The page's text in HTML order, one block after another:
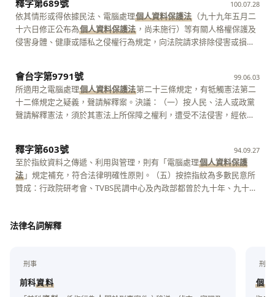
點、衛福部衛生福利資料申請案件審核作業原則等。該中心所蒐集之
一級資料（具編號欄位且經處理使其無從識別特定個人之資料），僅
有政府部門、學研單位或取得當事人書面同意使用衛生福利資料之衛
行複審。【5】 聲請人認健保署將健保資料交由國衛院建置全民健康
保險研究資料庫對外提供使用，以及將健保資料傳輸予衛福部衛生福
利資料科學中心對外提供使用，係將健保資料中所包含之受憲法隱私
權保障之個人健保資料用於健保業務以外之目的，為原始蒐集目的外
健保相關業務以外之目的。健保署於同年6月至7月間函復聲請人，拒
絕其主張，其理由略以：健保署辦理健保業務，而擁有全國民眾之納
保及就醫資料，為促進健保相關研究，以提升醫療衛生發展，對外提
供資料時，均依行為時即84年制定公布之電腦處理個人資料保護法 規
人遂以健保署為被告，向臺北高等行政法院起訴，請求撤銷原處分及
心作學術或商業利用。臺北高等行政法院以102年度訴字第36號判決
駁回聲請人之訴，聲請人上訴後經最高行政法院103年度判字第600號
等，聲請統一解釋。聲請意旨略謂：確定終局裁定適用系爭規定，認
夫妻財產制契約之登記應檢附契約、財產目錄及其證明文件等，違反
民法第一千零八條第一項、個人資料保護法第五條規定及司法院釋字
摘確定終局裁定認事用法不當，並非指摘不同系統審判機關（如最高
法院與最高行政法院）之確定終局裁判適用同一法律或命令所表示之
見解歧異，是本件聲請，核與司法院大法官審理案件法第七條第一項
第二款規定不合，依同條第三項規定，應不受理。
第二款定有明文。 （二）本件聲請人因侵權行為損害賠償提起再審，
認臺灣臺北地方法院一○○年度再小抗字第一號民事裁定，擴張解釋
電腦處理個人資料保護法第七條（下稱系爭規定）之範圍，有牴觸憲
法第二十二條之疑義，聲請解釋。聲請意旨略以：聲請人於網站上註
密碼提供給任何人，該公司將其密碼提供給法院，即屬侵害聲請人憲
法上隱私權，或法院無故索取之，即有職權濫用，法院擴張系爭規定
之解釋，實已侵害聲請人之隱私權云云。核其所陳，係僅就法院認事
用法之當否有所爭執，且依現行法制，法院裁判所表示之見解，尚不
釋字第689號 100.07.28
依其情形或得依據民法、電腦處理個人資料保護法 （九十九年五月二
十六日修正公布為個人資料保護法 ，尚未施行）等有關人格權保護及
侵害身體、健康或隱私之侵權行為規定，向法院請求排除侵害或損害
護個人之身體、行動、私密領域或個人資料自主，其功能在使被跟追
人得請求警察機關及時介入，制止或排除因跟追行為對個人所生之危
害或侵擾，並由警察機關採取必要措施（例如身分查證及資料蒐集、
記錄事實等解決紛爭所必要之調查）。依系爭規定，警察機關就無正
接由法官裁罰之方式，然受裁罰處分者如有不服，尚得依社會秩序維
護法第五十五條規定，於五日內經原處分之警察機關向該管法院簡易
庭聲明異議以為救濟，就此而言，系爭規定尚難謂與正當法律程序原
則有違。惟就新聞採訪者之跟追行為而論，是否符合上述處罰條件，
侵害被跟追人於公共場域中得合理期待不受侵擾之私人活動領域、跟
侵擾自由之具體內涵，始能決定。鑑於其所涉判斷與權衡之複雜性，
揮最有效之功能，並確保新聞採訪之自由及維護個人之私密領域及個
會台字第9791號 99.06.03
所適用之電腦處理個人資料保護法第二十三條規定，有牴觸憲法第二
十二條規定之疑義，聲請解釋案。決議：（一）按人民、法人或政黨
聲請解釋憲法，須於其憲法上所保障之權利，遭受不法侵害，經依法
第二款定有明文。 （二）本件聲請人因損害賠償事件，認臺灣高等法
院九十九年度上易字第五號民事判決，所適用之電腦處理個人資料保
護法 第二十三條規定，有牴觸憲法第二十二條規定之疑義，聲請解
釋。查其所陳，僅係就法院認事用法之當否有所爭執，並未具體指陳
請，核與司法院大法官審理案件法第五條第一項第二款規定不合，依
釋字第603號 94.09.27
至於指紋資料之傳遞、利用與管理，則有「電腦處理個人資料保護
法 」規定補充，符合法律明確性原則。（五）按捺指紋為多數民意所
贊成：行政院研考會、TVBS民調中心及內政部都曾於九十年、九十一
按捺指紋者，有只要求外國人按捺者，但無論如何規定，運用個人所
餘國將在二００六年底前，在護照上加裝電腦晶片，增加指紋、掌
紋、臉部或眼球虹膜等個人生物特徵辨識功能。愈來愈多的國家與民
眾願意接受錄存個人生物特徵資料以作比對，顯然是國際潮流與趨
法律名詞解釋
刑事
前科資料
刑事
個